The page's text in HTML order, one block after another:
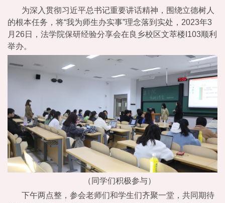
眸
友
风
福
寄
语
为深入贯彻习近平总书记重要讲话精神，围绕立德树人
的根本任务，将“我为师生办实事”理念落到实处，2023年3
月26日，法学院保研经验分享会在良乡校区文萃楼I103顺利
举办。
（同学们积极参与）
下午两点整，参会老师们和学生们齐聚一堂，共同期待